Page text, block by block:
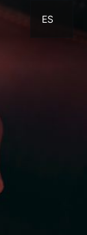
ES